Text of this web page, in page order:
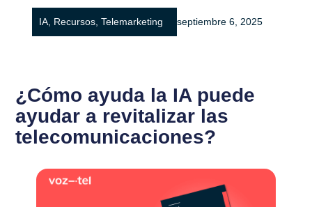
IA, Recursos, Telemarketing septiembre 6, 2025
¿Cómo ayuda la IA puede
ayudar a revitalizar las
telecomunicaciones?